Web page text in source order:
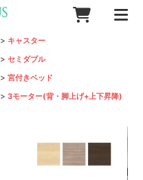
> キャスター
>セミダブル
>宮付きベッド
>3モーター(背・脚上げ+上下昇降)